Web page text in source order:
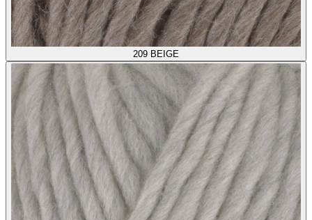
209 BEIGE